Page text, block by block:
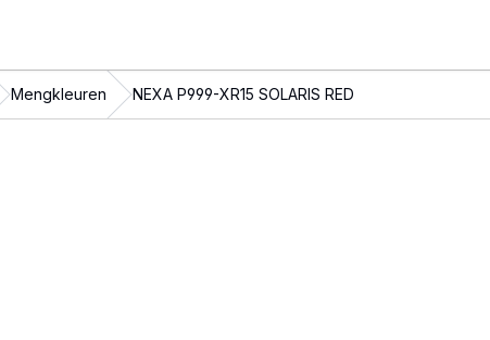
Mengkleuren NEXA P999-XR15 SOLARIS RED